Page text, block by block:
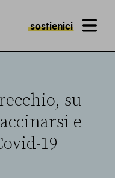
sostienici MENU
su
e
19